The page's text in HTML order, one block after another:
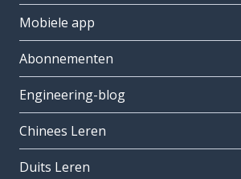
Mobiele app
Abonnementen
Engineering-blog
Chinees Leren
Duits Leren